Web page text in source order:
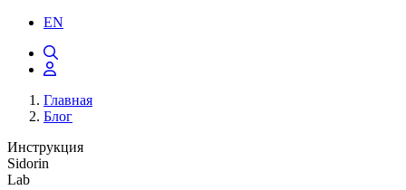
EN
Главная
Блог
Инструкция
Sidorin
Lab